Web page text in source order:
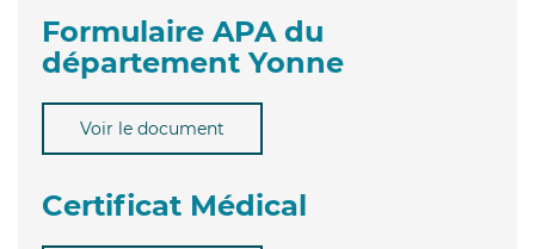
Formulaire APA du
département Yonne
Voir le document
Certificat Médical